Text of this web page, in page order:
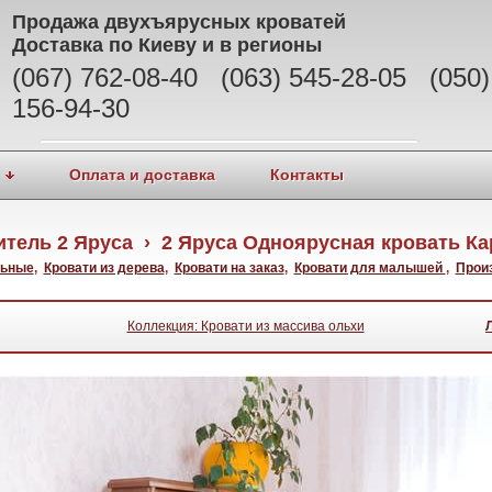
Продажа двухъярусных кроватей
Доставка по Киеву и в регионы
(067) 762-08-40 (063) 545-28-05 (050)
156-94-30
Оплата и доставка Контакты
2 Яруса › 2 Яруса Одноярусная кровать
, Кровати из дерева, Кровати на заказ, Кровати для малышей ,
Коллекция: Кровати из массива ольхи